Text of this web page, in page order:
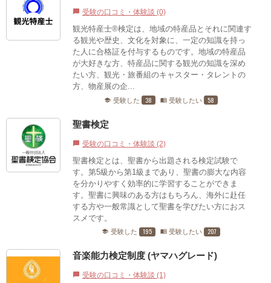
chat_bubble 受験の口コミ・体験談 (0)
観光特産士®検定は、地域の特産品とそれに関連す
る観光や歴史、文化を対象に、一定の知識を持っ
た人に合格証を付与するものです。地域の特産品
が大好きな方、特産品に関する観光の知識を深め
たい方、観光・旅番組のキャスター・タレントの
方、物産展の企...
school 受験した 38 menu_book 受験したい 58
聖書検定
chat_bubble 受験の口コミ・体験談 (2)
聖書検定とは、聖書から出題される検定試験で
す。第5級から第1級まであり、聖書の膨大な内容
を分かりやすく効率的に学習することができま
す。聖書に興味のある方はもちろん、海外に赴任
する方や一般常識として聖書を学びたい方におス
スメです。
school 受験した 195 menu_book 受験したい 207
音楽能力検定制度 (ヤマハグレード)
chat_bubble 受験の口コミ・体験談 (1)